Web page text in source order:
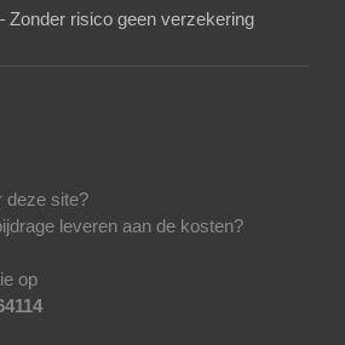
Zonder risico geen verzekering
deze site?
leveren aan de kosten?
op